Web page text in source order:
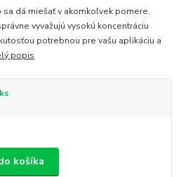
dá miešať v akomkoľvek pomere.
vyvažujú vysokú koncentráciu
potrebnou pre vašu aplikáciu a
popis
košíka